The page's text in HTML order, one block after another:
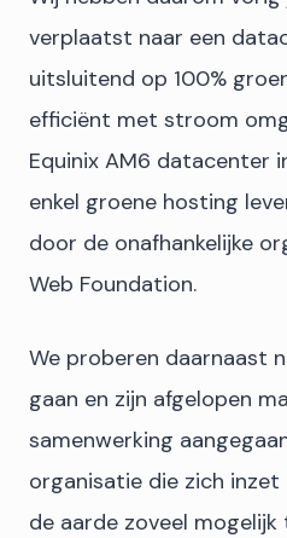
verplaatst naar een
uitsluitend op 100%
efficiënt met stroom
Equinix AM6 datacenter
enkel groene hosting
door de onafhankelijke
Web Foundation.
We proberen daarnaast
gaan en zijn afgelopen
samenwerking
organisatie die zich
de aarde zoveel